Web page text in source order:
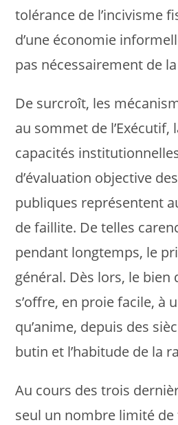
tolérance de l’incivisme
d’une économie
pas nécessairement de
De surcroît, les
au sommet de l’Exécutif,
capacités
d’évaluation objective
publiques représentent
de faillite. De telles
pendant longtemps, le
général. Dès lors, le bien
s’offre, en proie facile, à
qu’anime, depuis des
butin et l’habitude de la
Au cours des trois
seul un nombre limité